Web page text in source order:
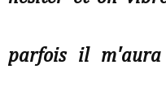
parfois il